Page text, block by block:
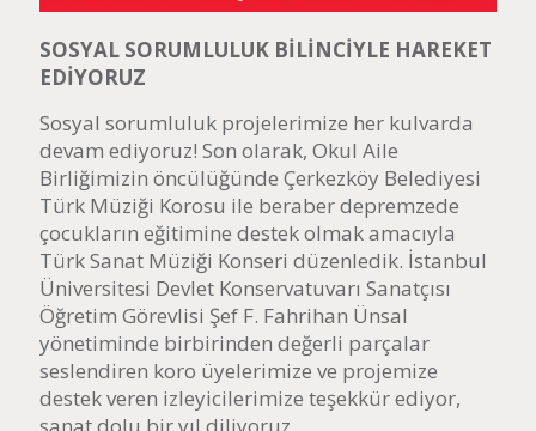
SOSYAL SORUMLULUK BİLİNCİYLE HAREKET
EDİYORUZ
Sosyal sorumluluk projelerimize her kulvarda
devam ediyoruz! Son olarak, Okul Aile
Birliğimizin öncülüğünde Çerkezköy Belediyesi
Türk Müziği Korosu ile beraber depremzede
çocukların eğitimine destek olmak amacıyla
Türk Sanat Müziği Konseri düzenledik. İstanbul
Üniversitesi Devlet Konservatuvarı Sanatçısı
Öğretim Görevlisi Şef F. Fahrihan Ünsal
yönetiminde birbirinden değerli parçalar
seslendiren koro üyelerimize ve projemize
destek veren izleyicilerimize teşekkür ediyor,